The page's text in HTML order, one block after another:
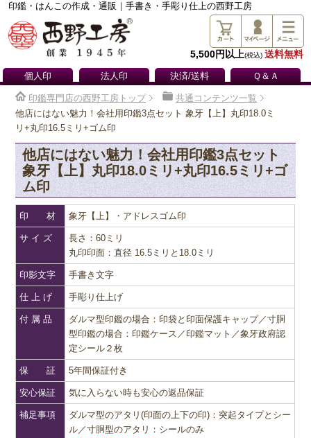
印鑑・はんこの作成・通販｜手書き・手彫り仕上の西野工房
5,500円以上(税込) 送料無料
個人印 法人印 決済/送料 Ｑ＆Ａ
印鑑専門店の西野工房トップ
共通コンテンツ一覧
他店にはない魅力！会社用印鑑3点セット 象牙【上】丸印18.0ミ
リ+丸印16.5ミリ+ゴム印
他店にはない魅力！会社用印鑑3点セット
象牙【上】丸印18.0ミリ+丸印16.5ミリ+ゴ
ム印
印 材 象牙【上】・アドレスゴム印
サ イ ズ
長さ：60ミリ
丸印印面：直径 16.5ミリと18.0ミリ
印影文字 手書き文字
仕 上 げ 手彫り仕上げ
付 属 品
ダルマ型印鑑の場合：印袋と印面保護キャップ／寸胴
型印鑑の場合：印鑑ケース／印鑑マット／象牙政府認
定シール２枚
保 証 5年間保証付き
安心保証 気に入らない時も安心の返品保証
補足事項
ダルマ型のアタリ(印面の上下の印)：突起タイプとシー
ル／寸胴型のアタリ：シールのみ